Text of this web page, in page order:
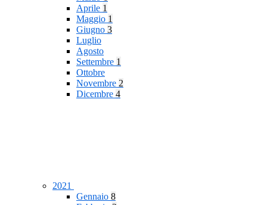
Aprile 1
Maggio 1
Giugno 3
Luglio
Agosto
Settembre 1
Ottobre
Novembre 2
Dicembre 4
2021
Gennaio 8